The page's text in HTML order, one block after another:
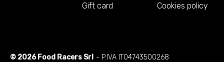
Gift card
Cookies policy
© 2026 Food Racers Srl - P.IVA IT04743500268